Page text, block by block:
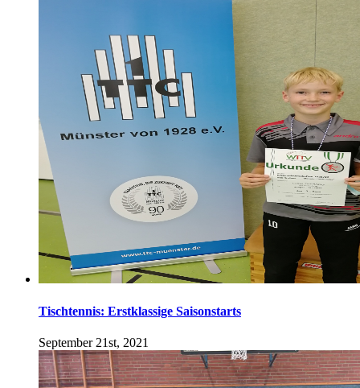
Tischtennis: Erstklassige Saisonstarts
September 21st, 2021